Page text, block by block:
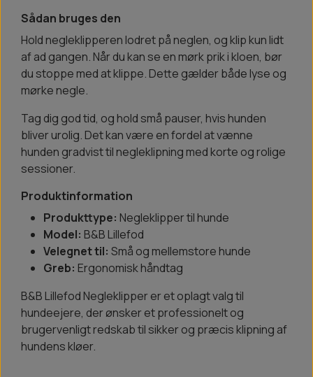
Sådan bruges den
Hold negleklipperen lodret på neglen, og klip kun lidt
af ad gangen. Når du kan se en mørk prik i kloen, bør
du stoppe med at klippe. Dette gælder både lyse og
mørke negle.
Tag dig god tid, og hold små pauser, hvis hunden
bliver urolig. Det kan være en fordel at vænne
hunden gradvist til negleklipning med korte og rolige
sessioner.
Produktinformation
Produkttype: Negleklipper til hunde
Model: B&B Lillefod
Velegnet til: Små og mellemstore hunde
Greb: Ergonomisk håndtag
B&B Lillefod Negleklipper er et oplagt valg til
hundeejere, der ønsker et professionelt og
brugervenligt redskab til sikker og præcis klipning af
hundens kløer.